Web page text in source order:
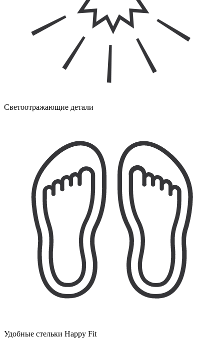
Светоотражающие детали
Удобные стельки Happy Fit